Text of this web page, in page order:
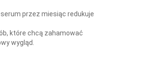
przez miesiąc redukuje
które chcą zahamować
wygląd.